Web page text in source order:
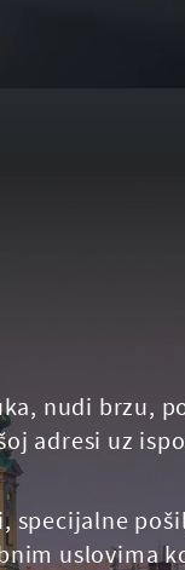
nudi brzu,
adresi uz
specijalne
uslovima